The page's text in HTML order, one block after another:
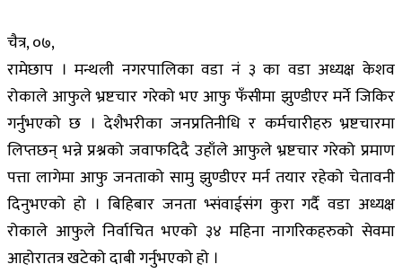
चैत्र, ०७,
रामेछाप । मन्थली नगरपालिका वडा नं ३ का वडा अध्यक्ष केशव
रोकाले आफुले भ्रष्टचार गरेको भए आफु फँसीमा झुण्डीएर मर्ने जिकिर
गर्नुभएको छ । देशैभरीका जनप्रतिनीधि र कर्मचारीहरु भ्रष्टचारमा
लिप्तछन् भन्ने प्रश्नको जवाफदिदै उहाँले आफुले भ्रष्टचार गरेको प्रमाण
पत्ता लागेमा आफु जनताको सामु झुण्डीएर मर्न तयार रहेको चेतावनी
दिनुभएको हो । बिहिबार जनता भ्संवाईसंग कुरा गर्दै वडा अध्यक्ष
रोकाले आफुले निर्वाचित भएको ३४ महिना नागरिकहरुको सेवमा
आहोरातत्र खटेको दाबी गर्नुभएको हो ।